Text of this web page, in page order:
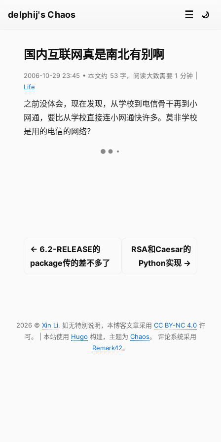
delphij's Chaos ☰ 🌙
国内互联网真是南北有别啊
2006-10-29 23:45 • 本文约 53 字，阅读大致需要 1 分钟
Life
之前没体会，现在发现，从学校到电信骨干再到小
网通，要比从学校直接连小网通快许多。莫非学校
是用的电信的网络？
← 6.2-RELEASE的
package传的差不多了
RSA和Caesar的
Python实现 →
2026 © Xin Li. 如无特别说明，本博客文章采用 CC BY-NC 4.0许
可。 | 本站使用 Hugo 构建，主题为 Chaos。 评论系统采用
Remark42。